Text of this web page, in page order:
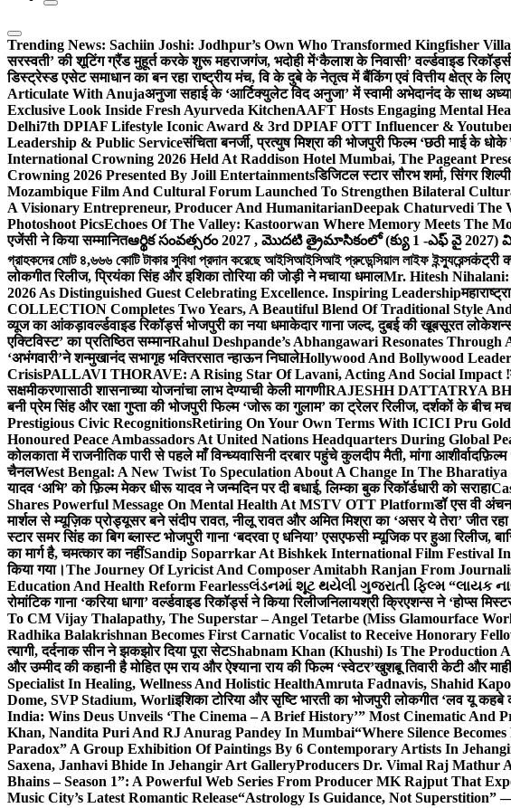
Trending News: Sachiin Joshi: Jodhpur’s Own Who Transformed Kingfisher
सरस्वती’ की शूटिंग ग्रैंड मुहूर्त करके शुरू महराजगंज, भदोही में‘कैलाश के निवासी’ वर्ल्डवाइड
डिस्ट्रेस्ड एसेट समाधान का बन रहा राष्ट्रीय मंच, वि के दुबे के नेतृत्व में बैंकिंग एवं वित्तीय क्षेत्र के
Articulate With Anujaअनुजा सहाई के ‘आर्टिक्युलेट विद अनुजा’ में स्वामी अभेदानंद के साथ
Exclusive Look Inside Fresh Ayurveda KitchenAAFT Hosts Engaging Mental
Delhi7th DPIAF Lifestyle Iconic Award & 3rd DPIAF OTT Influencer &
Leadership & Public Serviceसंचिता बनर्जी, प्रत्युष मिश्रा की भोजपुरी फिल्म ‘छठी माई के
International Crowning 2026 Held At Raddison Hotel Mumbai, The Pageant
Crowning 2026 Presented By Joill Entertainmentsडिजिटल स्टार सौरभ शर्मा, सिंगर
Mozambique Film And Cultural Forum Launched To Strengthen Bilateral
A Visionary Entrepreneur, Producer And HumanitarianDeepak Chaturvedi The
Photoshoot PicsEchoes Of The Valley: Kastoorwan Where Memory Meets The
एजेंसी ने किया सम्मानितఆర్థిక సంవత్సరం 2027 , మొదటి త్రైమాసికంలో (క్యు 1 -ఎఫ్ వై
গ্রাহকদের মোট ৪,৬৬৬ কোটি টাকার সুবিধা প্রদান করেছে আইসিআইসিআই প্রুডেন্সিয়াল লাইফ ইন্স্যুরেন্সकंट्री
लोकगीत रिलीज, प्रियंका सिंह और इशिका तोरिया की जोड़ी ने मचाया धमालMr. Hitesh
2026 As Distinguished Guest Celebrating Excellence. Inspiring Leadership
COLLECTION Completes Two Years, A Beautiful Blend Of Traditional Style
व्यूज का आंकड़ावर्ल्डवाइड रिकॉर्ड्स भोजपुरी का नया धमाकेदार गाना जल्द, दुबई की खूबसूरत
एक्टिविस्ट’ का प्रतिष्ठित सम्मानRahul Deshpande’s Abhangawari Resonates
‘अभंगवारी’ने शन्मुखानंद सभागृह भक्तिरसात न्हाऊन निघालेHollywood And Bollywood
CrisisPALLAVI THORAVE: A Rising Star Of Lavani, Acting And Social Impact !
सक्षमीकरणासाठी शासनाच्या योजनांचा लाभ देण्याची केली मागणीRAJESHH DATTATRYA
बनी प्रेम सिंह और रक्षा गुप्ता की भोजपुरी फिल्म ‘जोरू का गुलाम’ का ट्रेलर रिलीज, दर्शकों के बीच
Prestigious Civic RecognitionsRetiring On Your Own Terms With ICICI Pru
Honoured Peace Ambassadors At United Nations Headquarters During Global
कोलकाता में राजनीतिक पारी से पहले माँ विन्ध्यवासिनी दरबार पहुंचे कुलदीप मैती, मांगा आशीर्वादफ़िल्म
चैनलWest Bengal: A New Twist To Speculation About A Change In The
यादव ‘अभि’ को फ़िल्म मेकर धीरू यादव ने जन्मदिन पर दी बधाई, लिम्का बुक रिकॉर्डधारी को सराहा
Shares Powerful Message On Mental Health At MSTV OTT Platformडॉ एस वी अंचन
मार्शल से म्यूज़िक प्रोड्यूसर बने संदीप रावत, नीलू रावत और अमित मिश्रा का ‘असर ये तेरा’ जीत
स्टार समर सिंह का बिग ब्लास्ट भोजपुरी गाना ‘बदरवा ए धनिया’ एसएफसी म्यूजिक पर हुआ रिलीज,
का मार्ग है, चमत्कार का नहींSandip Soparrkar At Bishkek International Film Festival
किया गया।The Journey Of Lyricist And Composer Amitabh Ranjan From
Education And Health Reform Fearlessલંડનમાં શૂટ થયેલી ગુજરાતી ફિલ્મ “લાયક
रोमांटिक गाना ‘करिया धागा’ वर्ल्डवाइड रिकॉर्ड्स ने किया रिलीजनिलायश्री क्रिएशन्स ने ‘होप्स
To CM Vijay Thalapathy, The Superstar – Angel Tetarbe (Miss Glamourface
Radhika Balakrishnan Becomes First Carnatic Vocalist to Receive Honorary
त्यागी, दर्दनाक सीन ने झकझोर दिया पूरा सेटShabnam Khan (Khushi) Is The Production
और उम्मीद की कहानी है मोहित एम राय और ऐश्याना राय की फिल्म ‘स्वेटर’खुशबू तिवारी केटी और
Specialist In Healing, Wellness And Holistic HealthAmruta Fadnavis, Shahid
Dome, SVP Stadium, Worliइशिका टोरिया और सृष्टि भारती का भोजपुरी लोकगीत ‘लव यू कहबे
India: Wins Deus Unveils ‘The Cinema – A Brief History’” Most Cinematic And
Khan, Nandita Puri And RJ Anurag Pandey In Mumbai“Where Silence
Paradox” A Group Exhibition Of Paintings By 6 Contemporary Artists In
Saxena, Janhavi Bhide In Jehangir Art GalleryProducers Dr. Vimal Raj Mathur
Bhains – Season 1”: A Powerful Web Series From Producer MK Rajput That
Music City’s Latest Romantic Release“Astrology Is Guidance, Not Superstition”